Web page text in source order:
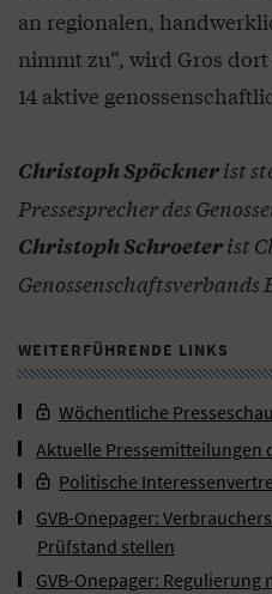
an regionalen,
nimmt zu“, wird Gros
14 aktive
Christoph Spöcknerist
Pressesprecher des
Christoph Schroeterist
Genossenschaftsverbands
WEITERFÜHRENDE LINKS
Wöchentliche
Aktuelle Pressemitteilungen
Politische
GVB-Onepager:
Prüfstand stellen
GVB-Onepager: